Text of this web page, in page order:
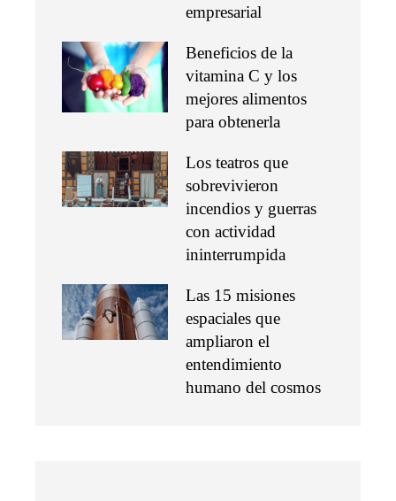
empresarial
Beneficios de la
vitamina C y los
mejores alimentos
para obtenerla
Los teatros que
sobrevivieron
incendios y guerras
con actividad
ininterrumpida
Las 15 misiones
espaciales que
ampliaron el
entendimiento
humano del cosmos